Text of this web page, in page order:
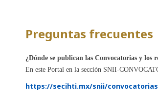
Preguntas frecuentes
¿Dónde se publican las Convocatorias y los
En este Portal en la sección SNII-
https://secihti.mx/snii/